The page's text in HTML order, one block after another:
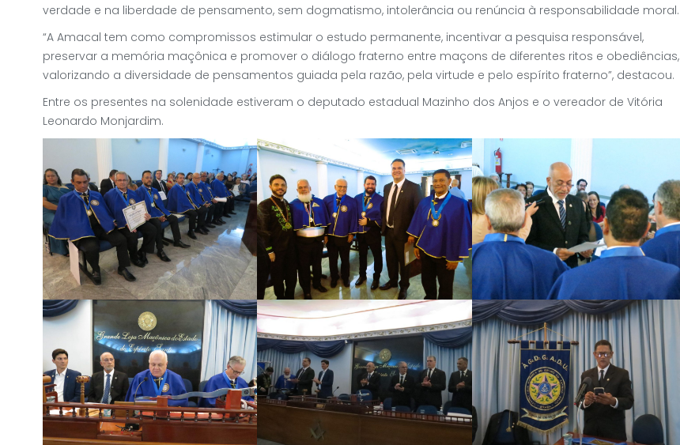
verdade e na liberdade de pensamento, sem dogmatismo, intolerância ou renúncia à responsabilidade moral.
“A Amacal tem como compromissos estimular o estudo permanente, incentivar a pesquisa responsável,
preservar a memória maçônica e promover o diálogo fraterno entre maçons de diferentes ritos e obediências,
valorizando a diversidade de pensamentos guiada pela razão, pela virtude e pelo espírito fraterno”, destacou.
Entre os presentes na solenidade estiveram o deputado estadual Mazinho dos Anjos e o vereador de Vitória
Leonardo Monjardim.